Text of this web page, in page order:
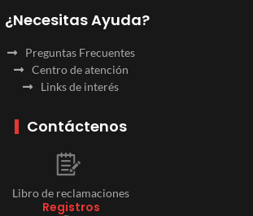
¿Necesitas Ayuda?
Preguntas Frecuentes
Centro de atención
Links de interés
Contáctenos
Libro de reclamaciones
Registros